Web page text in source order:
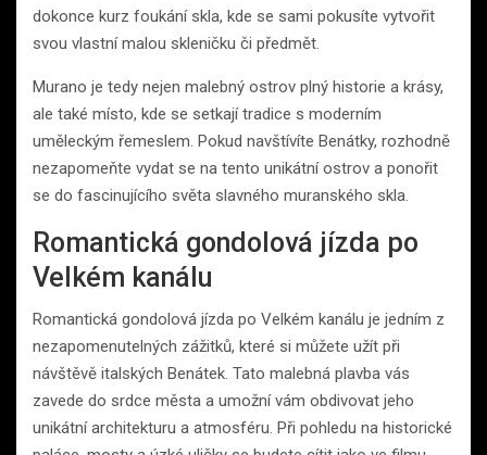
dokonce kurz foukání skla, kde se sami pokusíte vytvořit
svou vlastní malou skleničku či předmět.
Murano je tedy nejen malebný ostrov plný historie a krásy,
ale také místo, kde se setkají tradice s moderním
uměleckým řemeslem. Pokud navštívíte Benátky, rozhodně
nezapomeňte vydat se na tento unikátní ostrov a ponořit
se do fascinujícího světa slavného muranského skla.
Romantická gondolová jízda po
Velkém kanálu
Romantická gondolová jízda po Velkém kanálu je jedním z
nezapomenutelných zážitků, které si můžete užít při
návštěvě italských Benátek. Tato malebná plavba vás
zavede do srdce města a umožní vám obdivovat jeho
unikátní architekturu a atmosféru. Při pohledu na historické